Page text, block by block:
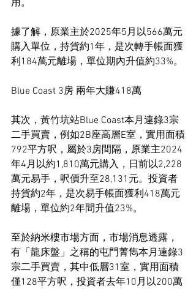
用。
據了解，原業主於2025年5月以566萬元
購入單位，持貨約1年，是次轉手帳面獲
利184萬元離場，單位期內升值約33%。
Blue Coast 3房 兩年大賺418萬
其次，黃竹坑站Blue Coast本月連錄3宗
二手買賣，例如2B座高層E室，實用面積
792平方呎，屬於3房間隔，原業主2024
年4月以約1,810萬元購入，日前以2,228
萬元易手，呎價升至28,131元。投資者
持貨約2年，是次易手帳面獲利418萬元
離場，單位約2年間升值23%。
至於納米樓市場方面，市場消息透露，
有「龍床盤」之稱的屯門菁雋本月連錄3
宗二手買賣，其中低層31室，實用面積
僅128平方呎，投資者去年10月以200萬